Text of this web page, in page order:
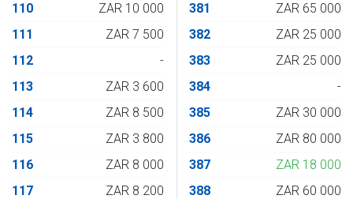
110
ZAR 10 000
111
ZAR 7 500
112
-
113
ZAR 3 600
114
ZAR 8 500
115
ZAR 3 800
116
ZAR 8 000
117
ZAR 8 200
381
ZAR 65 000
382
ZAR 25 000
383
ZAR 25 000
384
-
385
ZAR 30 000
386
ZAR 80 000
387
ZAR 18 000
388
ZAR 60 000